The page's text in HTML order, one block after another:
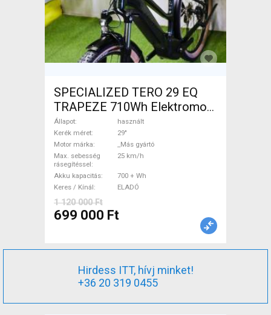
SPECIALIZED TERO 29 EQ
TRAPEZE 710Wh Elektromos
Trekking/cross 25 km/h _Más
gyártó 700 + Wh használt
ELADÓ
Állapot
használt
Kerék méret
29"
Motor márka
_Más gyártó
Max. sebesség
rásegítéssel
25 km/h
Akku kapacitás
700 + Wh
Keres / Kínál
ELADÓ
1 120 000 Ft
699 000 Ft
Hirdess ITT, hívj minket!
+36 20 319 0455